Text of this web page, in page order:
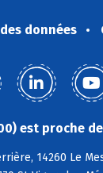
données
est proche
14260 Le